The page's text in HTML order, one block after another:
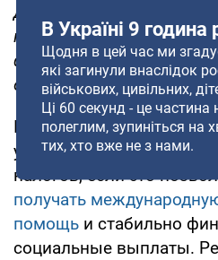
дополнительных
планируют направлять, в
финансирование
обороны.
Как сообщал OBOZ.UA
украинцев готовы
налогов, если это
получать
помощь и стабильно
социальные выплаты.
В Україні 9 година
Щодня в цей час ми
які загинули внаслідок
військових, цивільних,
Ці 60 секунд - це частина
полеглим, зупиніться на
тих, хто вже не з нами.